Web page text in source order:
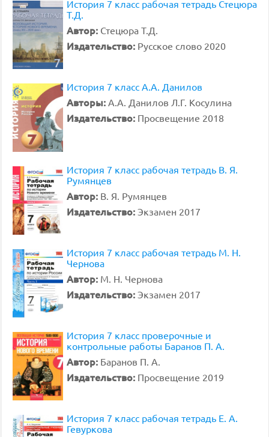
История 7 класс рабочая тетрадь Стецюра
Т.Д.
Автор: Стецюра Т.Д.
Издательство: Русское слово 2020
История 7 класс А.А. Данилов
Авторы: А.А. Данилов Л.Г. Косулина
Издательство: Просвещение 2018
История 7 класс рабочая тетрадь В. Я.
Румянцев
Автор: В. Я. Румянцев
Издательство: Экзамен 2017
История 7 класс рабочая тетрадь М. Н.
Чернова
Автор: М. Н. Чернова
Издательство: Экзамен 2017
История 7 класс проверочные и
контрольные работы Баранов П. А.
Автор: Баранов П. А.
Издательство: Просвещение 2019
История 7 класс рабочая тетрадь Е. А.
Гевуркова